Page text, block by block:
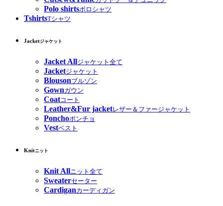
Polo shirtsポロシャツ
TshirtsTシャツ
Jacketジャケット
Jacket Allジャケット全て
Jacketジャケット
Blousonブルゾン
Gownガウン
Coatコート
Leather&Fur jacketレザー＆ファージャケット
Ponchoポンチョ
Vestベスト
Knitニット
Knit Allニット全て
Sweaterセーター
Cardiganカーディガン